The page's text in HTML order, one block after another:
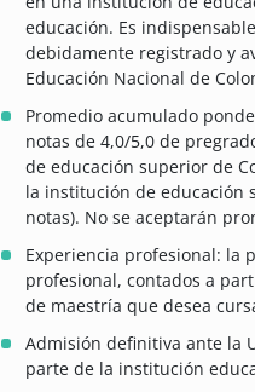
educación. Es
debidamente registrado y
Educación Nacional de
Promedio acumulado
notas de 4,0/5,0 de
de educación superior de
la institución de educación
notas). No se aceptarán
Experiencia profesional: la
profesional, contados a
de maestría que desea
Admisión definitiva ante la
parte de la institución